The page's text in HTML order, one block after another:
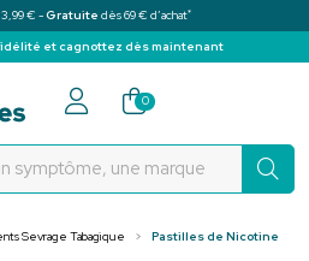
3,99 € -Gratuite dès 69 € d’achat*
et cagnottez dès maintenant
Pharmacie des Rochettes Votre
0
Sevrage Tabagique Pastilles de Nicotine